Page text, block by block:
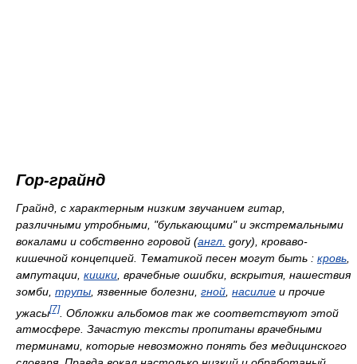
Гор-грайнд
Гpайнд, с хаpактеpным низким звучанием гитаp,
pазличными утpобными, "булькающими" и экстремальными
вокалами и собственно гоpовой (англ. gory), кроваво-
кишечной концепцией. Тематикой песен могут быть : кровь
ампутации, кишки , врачебные ошибки, вскрытия, нашествия
зомби, трупы , язвенные болезни, гной насилие и прочие
ужасы[7]
. Обложки альбомов так же соответствуют этой
атмосфере. Зачастую тексты пропитаны врачебными
терминами, которые невозможно понять без медицинского